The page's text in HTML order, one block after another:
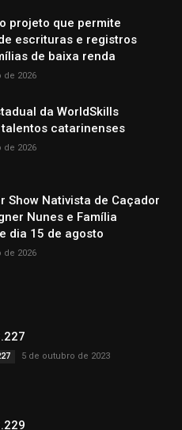
projeto que permite
escrituras e registros
de baixa renda
de 2026
da WorldSkills
catarinenses
de 2026
Show Nativista de Caçador
Nunes e Família
dia 15 de agosto
de 2026
5 de outubro de 2023